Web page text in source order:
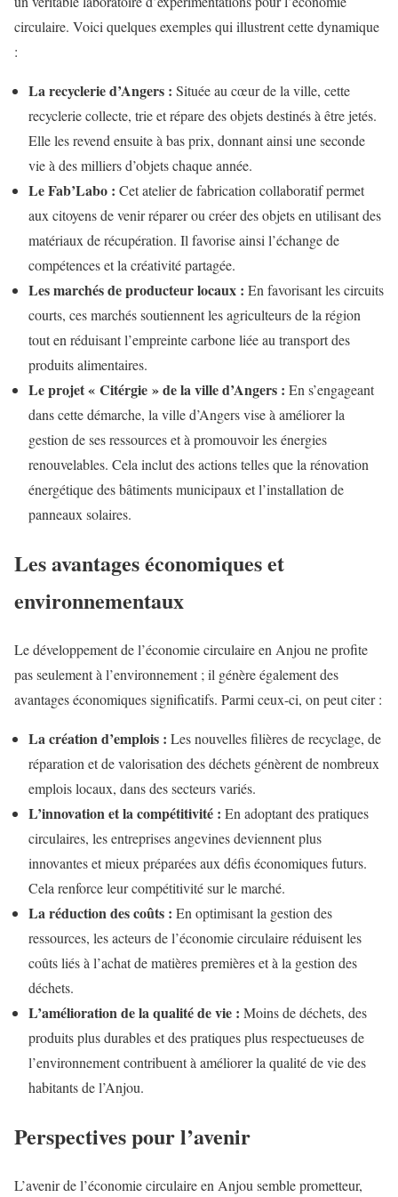
circulaire. Voici quelques exemples qui illustrent cette dynamique
:
La recyclerie d’Angers : Située au cœur de la ville, cette
recyclerie collecte, trie et répare des objets destinés à être jetés.
Elle les revend ensuite à bas prix, donnant ainsi une seconde
vie à des milliers d’objets chaque année.
Le Fab’Labo : Cet atelier de fabrication collaboratif permet
aux citoyens de venir réparer ou créer des objets en utilisant des
matériaux de récupération. Il favorise ainsi l’échange de
compétences et la créativité partagée.
Les marchés de producteur locaux : En favorisant les circuits
courts, ces marchés soutiennent les agriculteurs de la région
tout en réduisant l’empreinte carbone liée au transport des
produits alimentaires.
Le projet « Citérgie » de la ville d’Angers : En s’engageant
dans cette démarche, la ville d’Angers vise à améliorer la
gestion de ses ressources et à promouvoir les énergies
renouvelables. Cela inclut des actions telles que la rénovation
énergétique des bâtiments municipaux et l’installation de
panneaux solaires.
Les avantages économiques et
environnementaux
Le développement de l’économie circulaire en Anjou ne profite
pas seulement à l’environnement ; il génère également des
avantages économiques significatifs. Parmi ceux-ci, on peut citer :
La création d’emplois : Les nouvelles filières de recyclage, de
réparation et de valorisation des déchets génèrent de nombreux
emplois locaux, dans des secteurs variés.
L’innovation et la compétitivité : En adoptant des pratiques
circulaires, les entreprises angevines deviennent plus
innovantes et mieux préparées aux défis économiques futurs.
Cela renforce leur compétitivité sur le marché.
La réduction des coûts : En optimisant la gestion des
ressources, les acteurs de l’économie circulaire réduisent les
coûts liés à l’achat de matières premières et à la gestion des
déchets.
L’amélioration de la qualité de vie : Moins de déchets, des
produits plus durables et des pratiques plus respectueuses de
l’environnement contribuent à améliorer la qualité de vie des
habitants de l’Anjou.
Perspectives pour l’avenir
L’avenir de l’économie circulaire en Anjou semble prometteur,